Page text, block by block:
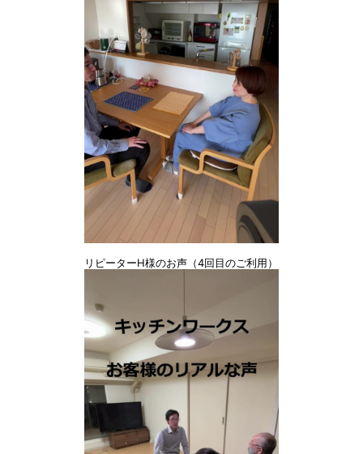
リピーターH様のお声（4回目のご利用）